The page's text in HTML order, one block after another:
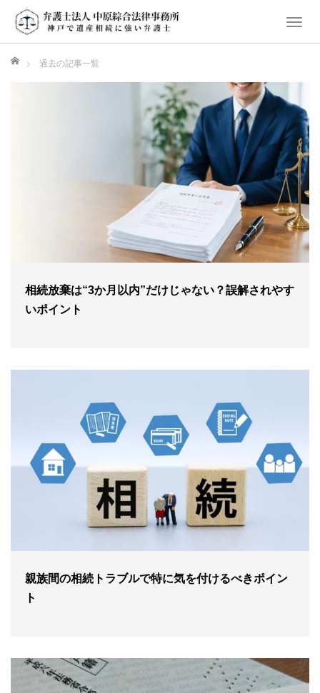
T
o
g
e
a
v
i
g
a
t
n
ホーム 過去の記事一覧
相続放棄は“3か月以内”だけじゃない？誤解されやす
いポイント
親族間の相続トラブルで特に気を付けるべきポイン
ト